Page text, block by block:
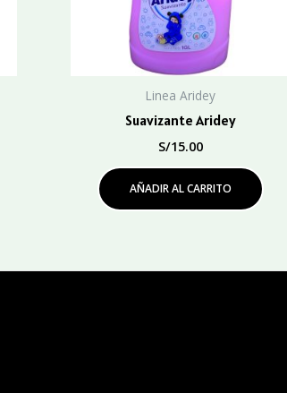
Linea Aridey
Suavizante Aridey
S/15.00
AÑADIR AL CARRITO